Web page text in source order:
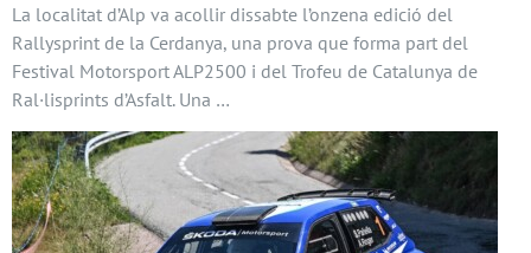
La localitat d’Alp va acollir dissabte l’onzena edició del
Rallysprint de la Cerdanya, una prova que forma part del
Festival Motorsport ALP2500 i del Trofeu de Catalunya de
Ral·lisprints d’Asfalt. Una …